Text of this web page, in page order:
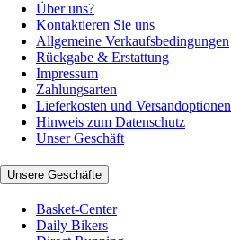
Über uns?
Kontaktieren Sie uns
Allgemeine Verkaufsbedingungen
Rückgabe & Erstattung
Impressum
Zahlungsarten
Lieferkosten und Versandoptionen
Hinweis zum Datenschutz
Unser Geschäft
Unsere Geschäfte
Basket-Center
Daily Bikers